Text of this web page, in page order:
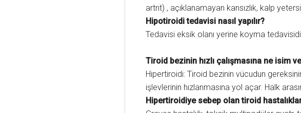
artrit) , açıklanamayan kansızlık, kalp
Hipotiroidi tedavisi nasıl yapılır?
Tedavisi eksik olanı yerine koyma
Tiroid bezinin hızlı çalışmasına ne isim
Hipertiroidi: Tiroid bezinin vücudun
işlevlerinin hızlanmasına yol açar. Halk
Hipertiroidiye sebep olan tiroid